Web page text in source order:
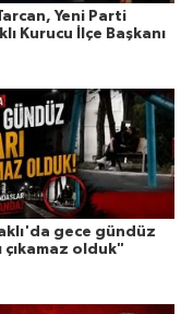
Yeni Parti
Kurucu İlçe Başkanı
gece gündüz
çıkamaz olduk"